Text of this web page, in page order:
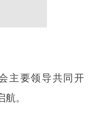
主要领导共同开
。